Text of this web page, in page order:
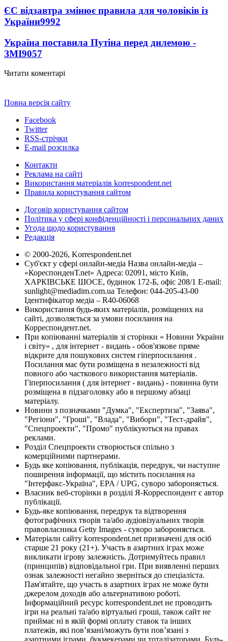
ЄС відзавтра змінює правила для чоловіків із
України9992
Україна поставила Путіна перед дилемою -
ЗМІ9057
Читати коментарі
Повна версія сайту
Facebook
Twitter
RSS-стрічки
E-mail розсилка
Контакти
Реклама на сайті
Використання матеріалів korrespondent.net
Правила користування сайтом
Договір користування сайтом
Політика у сфері конфіденційності і персональних даних
Угода щодо користування
Редакція
© 2000-2026, Korrespondent.net
Суб'єкт у сфері онлайн-медіа Назва онлайн-медіа –
«КореспонденТ.net» Адреса: 02091, місто Київ,
ХАРКІВСЬКЕ ШОСЕ, будинок 172-Б, офіс 208/1 E-mail:
sunlight@mediadim.com.ua Телефон: 044-205-43-00
Ідентифікатор медіа – R40-06068
Використання будь-яких матеріалів, розміщених на
сайті, дозволяється за умови посилання на
Корреспондент.net.
При копіюванні матеріалів зі сторінки « Новини України
і світу» , для інтернет - видань - обов'язкове пряме
відкрите для пошукових систем гіперпосилання .
Посилання має бути розміщена в незалежності від
повного або часткового використання матеріалів.
Гіперпосилання ( для інтернет - видань) - повинна бути
розміщена в підзаголовку або в першому абзаці
матеріалу.
Новини з позначками "Думка", "Експертиза", "Заява",
"Регіони", "Гроші", "Влада", "Вибори", "Тест-драйв",
"Спецпроекти", "Промо" публікуються на правах
реклами.
Розділ Спецпроекти створюється спільно з
комерційними партнерами.
Будь яке копіювання, публікація, передрук, чи наступне
поширення інформації, що містить посилання на
"Інтерфакс-Україна", EPA / UPG, суворо забороняється.
Власник веб-сторінки в розділі Я-Корреспондент є автор
публікації.
Будь-яке копіювання, передрук та відтворення
фотографічних творів та/або аудіовізуальних творів
правовласника Getty Images - суворо забороняється.
Матеріали сайту korrespondent.net призначені для осіб
старше 21 року (21+). Участь в азартних іграх може
викликати ігрову залежність. Дотримуйтесь правил
(принципів) відповідальної гри. При виявленні перших
ознак залежності негайно зверніться до спеціаліста.
Пам'ятайте, що участь в азартних іграх не може бути
джерелом доходів або альтернативою роботі.
Інформаційний ресурс korrespondent.net не проводить
ігри на реальні та/або віртуальні гроші, також сайт не
приймає ні в якій формі оплату ставок та інших
платежів, які пов’язані/можуть бути пов’язані з